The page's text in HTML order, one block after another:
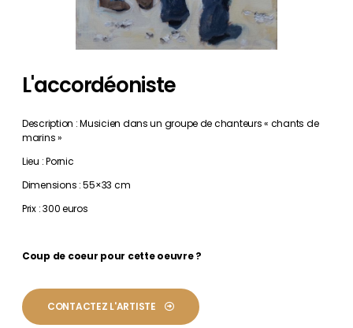
L'accordéoniste
Description : Musicien dans un groupe de chanteurs « chants de
marins »
Lieu : Pornic
Dimensions : 55×33 cm
Prix : 300 euros
Coup de coeur pour cette oeuvre ?
CONTACTEZ L'ARTISTE